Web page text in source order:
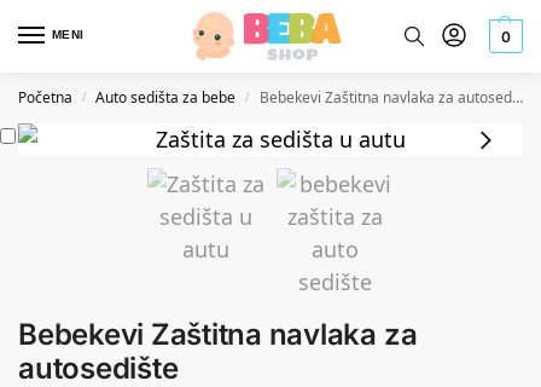
MENI 0
Početna / Auto sedišta za bebe / Bebekevi Zaštitna navlaka za autosedište
Bebekevi Zaštitna navlaka za
autosedište